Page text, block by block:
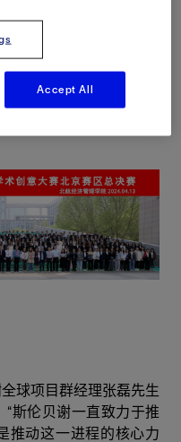
作为独家赞助商，成功
术创意大赛北京市赛圆
证这一学术盛事，与众
未来。
球项目群经理张磊先生
斯伦贝谢一直致力于推
推动这一进程的核心力
Accept All